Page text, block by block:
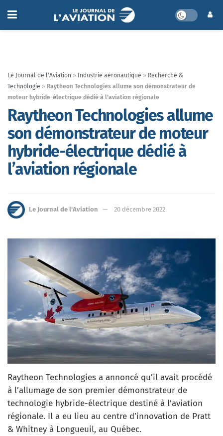
Le Journal de l'Aviation » Industrie aéronautique » Recherche &
Technologie » Raytheon Technologies allume son démonstrateur de
moteur hybride-électrique dédié à l’aviation régionale
Raytheon Technologies allume
son démonstrateur de moteur
hybride-électrique dédié à
l’aviation régionale
Le Journal de l'Aviation 20 décembre 2022
Raytheon Technologies a annoncé qu’il avait procédé
à l’allumage de son premier démonstrateur de
technologie hybride-électrique destiné à l’aviation
régionale. Il a eu lieu au centre d’innovation de Pratt
& Whitney à Longueuil, au Québec.